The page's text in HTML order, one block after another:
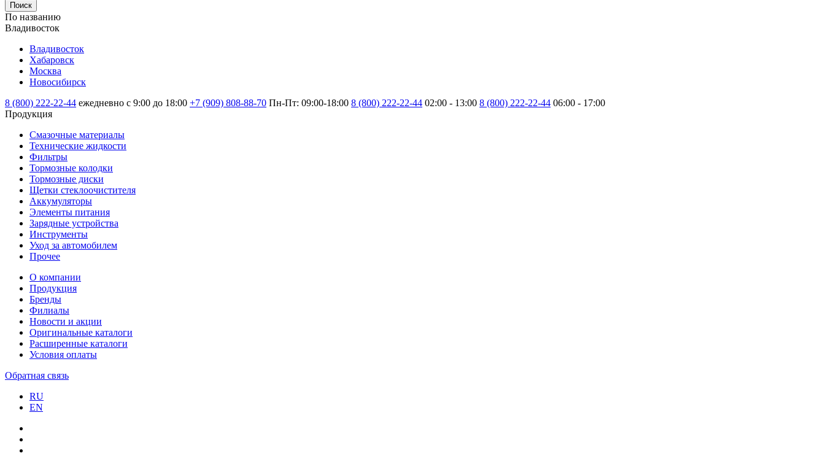
Поиск
По названию
Владивосток
Владивосток
Хабаровск
Москва
Новосибирск
8 (800) 222-22-44 ежедневно с 9:00 до 18:00 +7 (909) 808-88-70 Пн-Пт: 09:00-18:00 8 (800) 222-22-44 02:00 - 13:00 8 (800) 222-22-44 06:00 - 17:00
Продукция
Смазочные материалы
Технические жидкости
Фильтры
Тормозные колодки
Тормозные диски
Щетки стеклоочистителя
Аккумуляторы
Элементы питания
Зарядные устройства
Инструменты
Уход за автомобилем
Прочее
О компании
Продукция
Бренды
Филиалы
Новости и акции
Оригинальные каталоги
Расширенные каталоги
Условия оплаты
Обратная связь
RU
EN